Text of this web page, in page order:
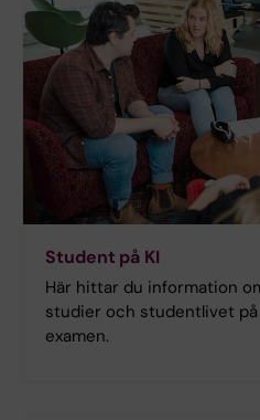
Student på KI
Här hittar du information
studier och studentlivet
examen.